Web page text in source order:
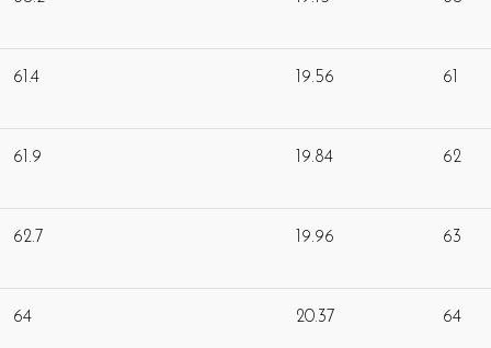
61.4 19.56 61
61.9 19.84 62
62.7 19.96 63
64 20.37 64